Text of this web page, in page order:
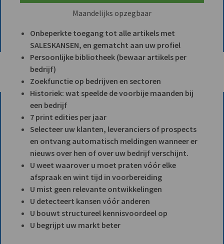
Maandelijks opzegbaar
Onbeperkte toegang tot alle artikels met
SALESKANSEN, en gematcht aan uw profiel
Persoonlijke bibliotheek (bewaar artikels per
bedrijf)
Zoekfunctie op bedrijven en sectoren
Historiek: wat speelde de voorbije maanden bij
een bedrijf
7 print edities per jaar
Selecteer uw klanten, leveranciers of prospects
en ontvang automatisch meldingen wanneer er
nieuws over hen of over uw bedrijf verschijnt.
U weet waarover u moet praten vóór elke
afspraak en wint tijd in voorbereiding
U mist geen relevante ontwikkelingen
U detecteert kansen vóór anderen
U bouwt structureel kennisvoordeel op
U begrijpt uw markt beter